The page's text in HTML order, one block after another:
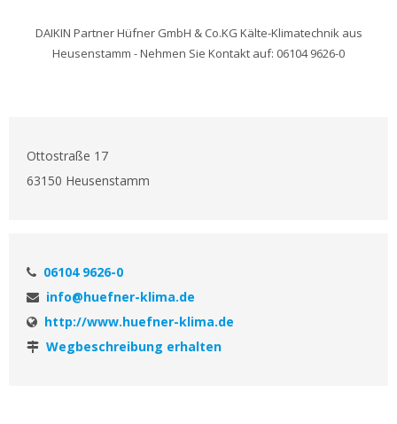
DAIKIN Partner Hüfner GmbH & Co.KG Kälte-Klimatechnik aus
Heusenstamm - Nehmen Sie Kontakt auf: 06104 9626-0
Ottostraße 17
63150 Heusenstamm
06104 9626-0
info@huefner-klima.de
http://www.huefner-klima.de
Wegbeschreibung erhalten